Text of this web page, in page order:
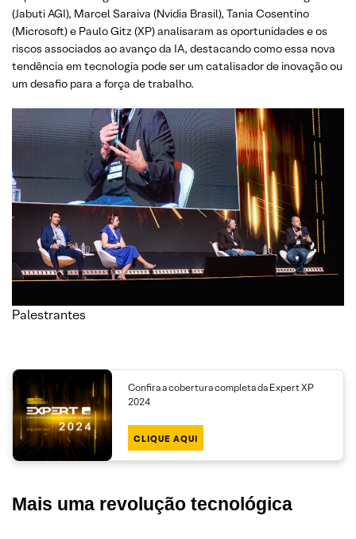
(Jabuti AGI), Marcel Saraiva (Nvidia Brasil), Tania Cosentino
(Microsoft) e Paulo Gitz (XP) analisaram as oportunidades e os
riscos associados ao avanço da IA, destacando como essa nova
tendência em tecnologia pode ser um catalisador de inovação ou
um desafio para a força de trabalho.
Palestrantes
Confira a cobertura completa da Expert XP
2024
CLIQUE AQUI
Mais uma revolução tecnológica